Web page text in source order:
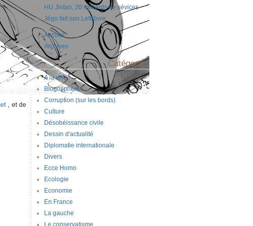
, et de
HU Jintao, 20 milliards de sévices
Jégo fait son Lefebvre
Accueil-
Archives
Catégories
A la une
Blogosphère
Corruption (sur les bords)
Culture
Désobéissance civile
Dessin d'actualité
Diplomatie internationale
Divers
Ecce Homo
Ecologie
Economie
En France
La gauche
Le conservatisme